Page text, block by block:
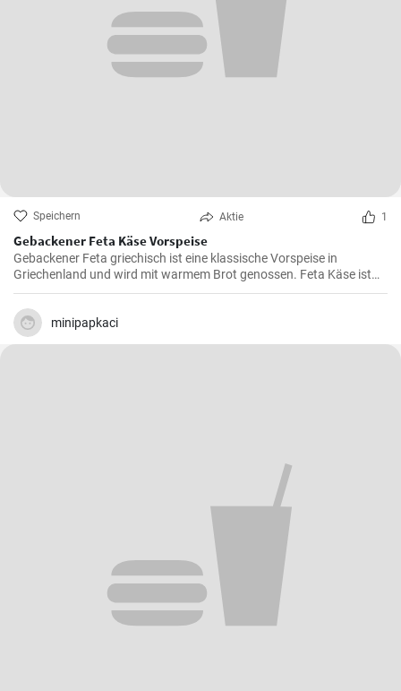
Speichern Aktie 1
Gebackener Feta Käse Vorspeise
Gebackener Feta griechisch ist eine klassische Vorspeise in
Griechenland und wird mit warmem Brot genossen. Feta Käse ist
aus Schafsmilch und schmeckt pikant aber nicht zu salzig .
Gebackener Feta im Ofen ist besonders köstlich. Probieren sie es
aus.
minipapkaci